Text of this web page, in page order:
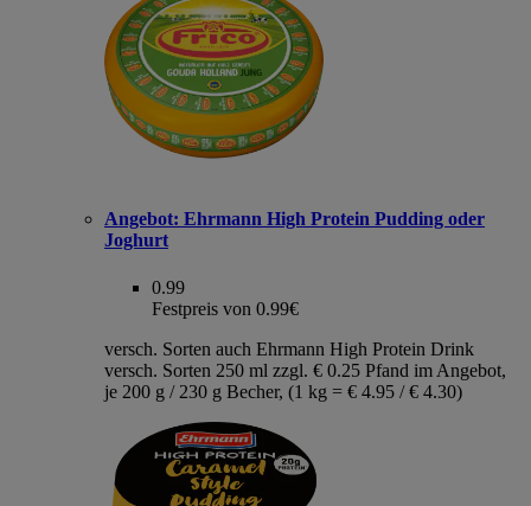
Angebot: Ehrmann High Protein Pudding oder
Joghurt
0.99
Festpreis von 0.99€
versch. Sorten auch Ehrmann High Protein Drink
versch. Sorten 250 ml zzgl. € 0.25 Pfand im Angebot,
je 200 g / 230 g Becher, (1 kg = € 4.95 / € 4.30)